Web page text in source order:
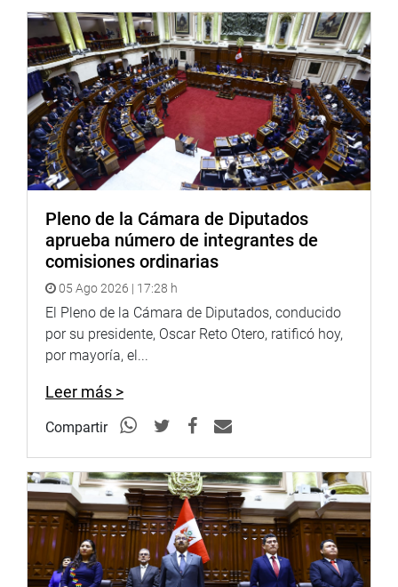
Pleno de la Cámara de Diputados
aprueba número de integrantes de
comisiones ordinarias
05 Ago 2026 | 17:28 h
El Pleno de la Cámara de Diputados, conducido
por su presidente, Oscar Reto Otero, ratificó hoy,
por mayoría, el...
Leer más >
Compartir